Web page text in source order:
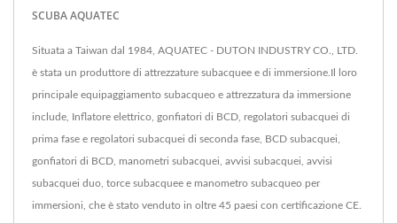
SCUBA AQUATEC
Situata a Taiwan dal 1984, AQUATEC - DUTON INDUSTRY CO., LTD.
è stata un produttore di attrezzature subacquee e di immersione.Il loro
principale equipaggiamento subacqueo e attrezzatura da immersione
include, Inflatore elettrico, gonfiatori di BCD, regolatori subacquei di
prima fase e regolatori subacquei di seconda fase, BCD subacquei,
gonfiatori di BCD, manometri subacquei, avvisi subacquei, avvisi
subacquei duo, torce subacquee e manometro subacqueo per
immersioni, che è stato venduto in oltre 45 paesi con certificazione CE.